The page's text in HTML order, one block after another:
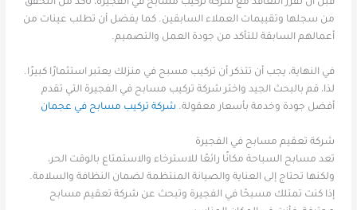
قبل أن تقرر التعاقد مع شركة تركيب مسابح في الفجيرة، تأكد من التحقق
من سجلها وتقييمات العملاء السابقين. كما يفضل أن تطلب عينات من
أعمالهم السابقة للتأكد من جودة العمل والتصميم.
في النهاية، يجب أن تتذكر أن تركيب مسبح في منزلك يعتبر استثمارًا كبيرًا.
لذا، قم بالبحث الجيد واختر شركة تركيب مسابح في الفجيرة التي تقدم
أفضل جودة وخدمة بأسعار معقولة. شركة تركيب مسابح في عجمان
شركة تعقيم مسابح في الفجيرة
تعد مسابح السباحة مكانًا رائعًا للاسترخاء والاستمتاع بالوقت الحر،
ولكنها تحتاج إلى العناية والصيانة المنتظمة لضمان النظافة والسلامة.
إذا كنت تمتلك مسبحًا في الفجيرة وتبحث عن شركة تعقيم مسابح